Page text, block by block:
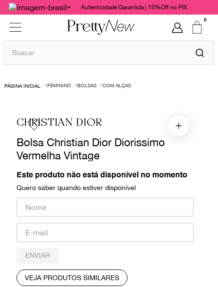
Autenticidade Garantida | 10%Off no PIX
0
Buscar
FEMININO BOLSAS COM ALÇAS
CHRISTIAN DIOR
Bolsa Christian Dior Diorissimo
Vermelha Vintage
Este produto não está disponível no momento
Quero saber quando estiver disponível
ENVIAR
VEJA PRODUTOS SIMILARES
1º
bolsas
chanel
vestido
gucci
valentino
paula raia
burberry
louis vuitton
prada